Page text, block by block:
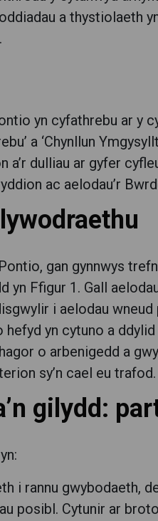
a thystiolaeth
yn cyfathrebu ar y
a ‘Chynllun
a’r dulliau ar gyfer
ac aelodau’r
gan gynnwys
yn Ffigur 1. Gall
i aelodau
yn cytuno a
o arbenigedd a
sy’n cael eu trafod.
gilydd:
i rannu gwybodaeth,
posibl. Cytunir ar